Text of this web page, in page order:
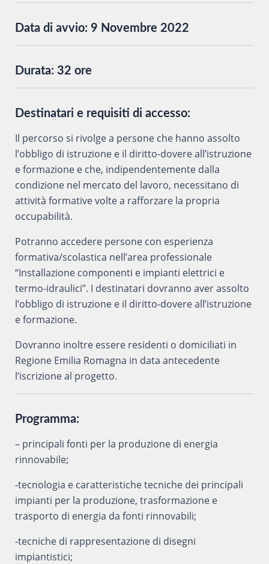
Data di avvio: 9 Novembre 2022
Durata: 32 ore
Destinatari e requisiti di accesso:
Il percorso si rivolge a persone che hanno assolto
l’obbligo di istruzione e il diritto-dovere all’istruzione
e formazione e che, indipendentemente dalla
condizione nel mercato del lavoro, necessitano di
attività formative volte a rafforzare la propria
occupabilità.
Potranno accedere persone con esperienza
formativa/scolastica nell’area professionale
“Installazione componenti e impianti elettrici e
termo-idraulici”. I destinatari dovranno aver assolto
l’obbligo di istruzione e il diritto-dovere all’istruzione
e formazione.
Dovranno inoltre essere residenti o domiciliati in
Regione Emilia Romagna in data antecedente
l’iscrizione al progetto.
Programma:
– principali fonti per la produzione di energia
rinnovabile;
-tecnologia e caratteristiche tecniche dei principali
impianti per la produzione, trasformazione e
trasporto di energia da fonti rinnovabili;
-tecniche di rappresentazione di disegni
impiantistici;